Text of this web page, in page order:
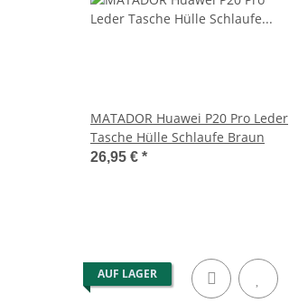
MATADOR Huawei P20 Pro Leder
Tasche Hülle Schlaufe Braun
26,95 € *
AUF LAGER